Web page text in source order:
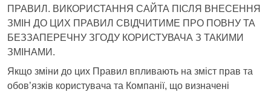
ПРАВИЛ. ВИКОРИСТАННЯ САЙТА ПІСЛЯ ВНЕСЕННЯ
ЗМІН ДО ЦИХ ПРАВИЛ СВІДЧИТИМЕ ПРО ПОВНУ ТА
БЕЗЗАПЕРЕЧНУ ЗГОДУ КОРИСТУВАЧА З ТАКИМИ
ЗМІНАМИ.
Якщо зміни до цих Правил впливають на зміст прав та
обов’язків користувача та Компанії, що визначені